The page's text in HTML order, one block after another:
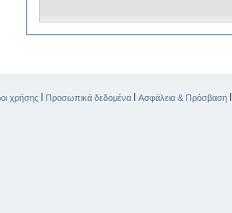
χρήσης | Προσωπικά δεδομένα | Ασφάλεια & Πρόσβαση